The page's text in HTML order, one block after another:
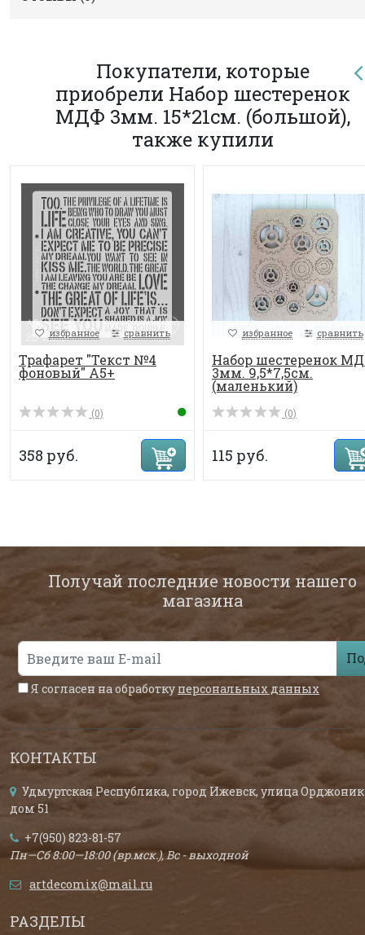
Покупатели, которые
приобрели Набор шестеренок
МДФ 3мм. 15*21см. (большой),
также купили
избранное сравнить
Трафарет "Текст №4
фоновый" А5+
(0)
358 руб.
избранное сравнить
Набор шестеренок
3мм. 9,5*7,5см.
(маленький)
(0)
115 руб.
Получай последние новости нашего
магазина
Я согласен на обработку персональных данных
КОНТАКТЫ
Удмуртская Республика, город Ижевск, улица
дом 51
+7(950) 823-81-57
Пн—Сб 8:00—18:00 (вр.мск.), Вс - выходной
artdecomix@mail.ru
РАЗДЕЛЫ